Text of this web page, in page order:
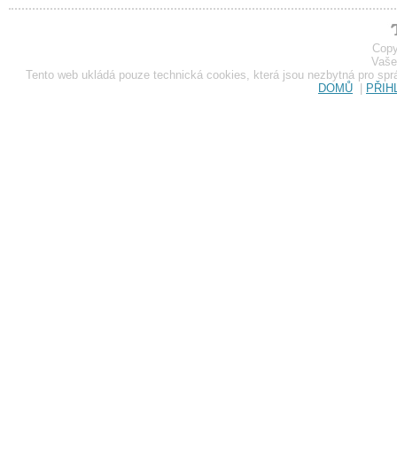
Tento web ukládá pouze technická cookies, která jsou nezbytná pro
DOMŮ